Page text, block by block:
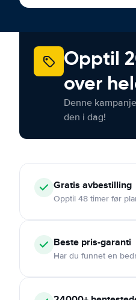
Opptil
over
Denne
den i dag!
Gratis avbestilling
Opptil 48 timer før
Beste pris-garanti
Har du funnet en